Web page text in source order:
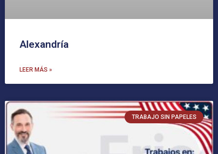
Alexandría
LEER MÁS »
TRABAJO SIN PAPELES